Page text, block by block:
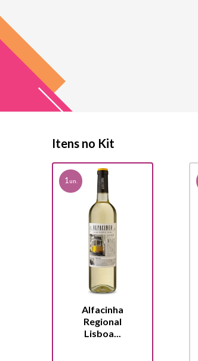
Itens no Kit
1un.
Alfacinha
Regional
Lisboa...